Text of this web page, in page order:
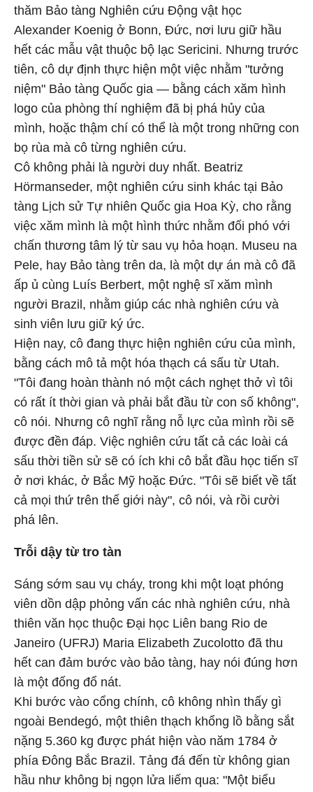
thăm Bảo tàng Nghiên cứu Động vật học
Alexander Koenig ở Bonn, Đức, nơi lưu giữ hầu
hết các mẫu vật thuộc bộ lạc Sericini. Nhưng trước
tiên, cô dự định thực hiện một việc nhằm "tưởng
niệm" Bảo tàng Quốc gia — bằng cách xăm hình
logo của phòng thí nghiệm đã bị phá hủy của
mình, hoặc thậm chí có thể là một trong những con
bọ rùa mà cô từng nghiên cứu.
Cô không phải là người duy nhất. Beatriz
Hörmanseder, một nghiên cứu sinh khác tại Bảo
tàng Lịch sử Tự nhiên Quốc gia Hoa Kỳ, cho rằng
việc xăm mình là một hình thức nhằm đối phó với
chấn thương tâm lý từ sau vụ hỏa hoạn. Museu na
Pele, hay Bảo tàng trên da, là một dự án mà cô đã
ấp ủ cùng Luís Berbert, một nghệ sĩ xăm mình
người Brazil, nhằm giúp các nhà nghiên cứu và
sinh viên lưu giữ ký ức.
Hiện nay, cô đang thực hiện nghiên cứu của mình,
bằng cách mô tả một hóa thạch cá sấu từ Utah.
"Tôi đang hoàn thành nó một cách nghẹt thở vì tôi
có rất ít thời gian và phải bắt đầu từ con số không",
cô nói. Nhưng cô nghĩ rằng nỗ lực của mình rồi sẽ
được đền đáp. Việc nghiên cứu tất cả các loài cá
sấu thời tiền sử sẽ có ích khi cô bắt đầu học tiến sĩ
ở nơi khác, ở Bắc Mỹ hoặc Đức. "Tôi sẽ biết về tất
cả mọi thứ trên thế giới này", cô nói, và rồi cười
phá lên.
Trỗi dậy từ tro tàn
Sáng sớm sau vụ cháy, trong khi một loạt phóng
viên dồn dập phỏng vấn các nhà nghiên cứu, nhà
thiên văn học thuộc Đại học Liên bang Rio de
Janeiro (UFRJ) Maria Elizabeth Zucolotto đã thu
hết can đảm bước vào bảo tàng, hay nói đúng hơn
là một đống đổ nát.
Khi bước vào cổng chính, cô không nhìn thấy gì
ngoài Bendegó, một thiên thạch khổng lồ bằng sắt
nặng 5.360 kg được phát hiện vào năm 1784 ở
phía Đông Bắc Brazil. Tảng đá đến từ không gian
hầu như không bị ngọn lửa liếm qua: "Một biểu